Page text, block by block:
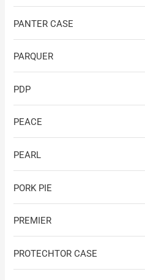
PANTER CASE
PARQUER
PDP
PEACE
PEARL
PORK PIE
PREMIER
PROTECHTOR CASE